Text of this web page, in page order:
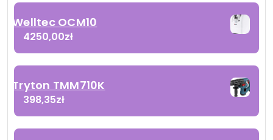
Welltec OCM10
4250,00zł
Tryton TMM710K
398,35zł